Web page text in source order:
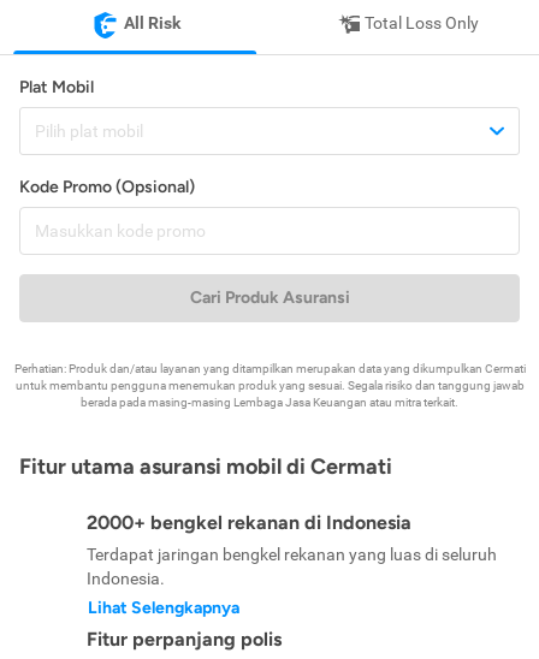
All Risk Total Loss Only
Plat Mobil
Pilih plat mobil
Kode Promo (Opsional)
Cari Produk Asuransi
Perhatian: Produk dan/atau layanan yang ditampilkan merupakan data yang dikumpulkan Cermati
untuk membantu pengguna menemukan produk yang sesuai. Segala risiko dan tanggung jawab
berada pada masing-masing Lembaga Jasa Keuangan atau mitra terkait.
Fitur utama asuransi mobil di Cermati
2000+ bengkel rekanan di Indonesia
Terdapat jaringan bengkel rekanan yang luas di seluruh
Indonesia.
Lihat Selengkapnya
Fitur perpanjang polis